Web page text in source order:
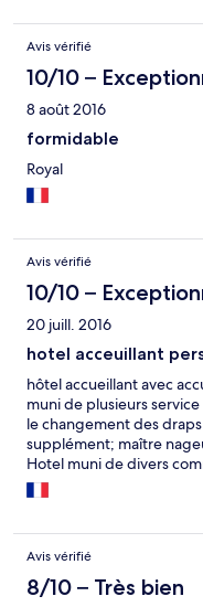
Avis vérifié
10/10 –
8 août 2016
formidable
Royal
Avis vérifié
10/10 –
20 juill. 2016
hotel acceuillant
hôtel accueillant avec
muni de plusieurs
le changement des
supplément; maître
Hotel muni de divers
comme restaurant, bar,
plage, boulangerie,
Avis vérifié
8/10 – Très bien